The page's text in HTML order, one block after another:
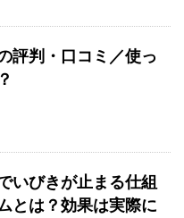
評判・口コミ／使っ
いびきが止まる仕組
とは？効果は実際に